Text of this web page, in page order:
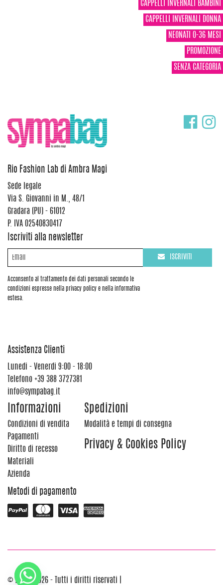
CAPPELLI INVERNALI BAMBINI
CAPPELLI INVERNALI DONNA
NEONATI 0-36 MESI
PROMOZIONE
SENZA CATEGORIA
Rio Fashion Lab di Ambra Magi
Sede legale
Via S. Giovanni in M., 48/1
Gradara (PU) - 61012
P. IVA 02540830417
Iscriviti alla newsletter
Acconsento al trattamento dei dati personali secondo le
condizioni espresse nella privacy policy e nella informativa
estesa.
ISCRIVITI
Assistenza Clienti
Lunedi - Venerdi 9:00 - 18:00
Telefono +39 388 3727381
info@sympabag.it
Informazioni
Condizioni di vendita
Pagamenti
Diritto di recesso
Materiali
Azienda
Spedizioni
Modalità e tempi di consegna
Privacy & Cookies Policy
Metodi di pagamento
© 2012 - 2026 - Tutti i diritti riservati |